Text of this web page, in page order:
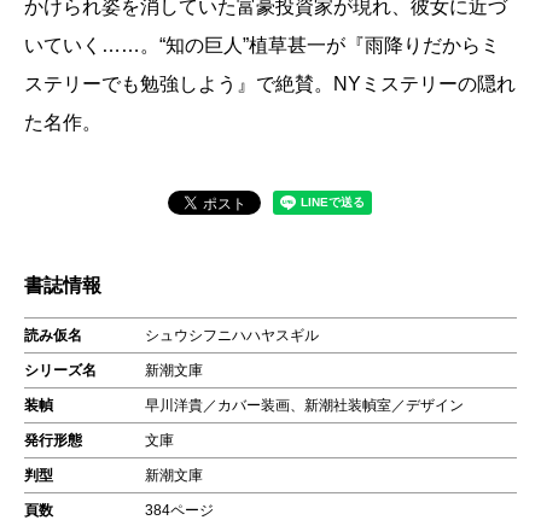
かけられ姿を消していた富豪投資家が現れ、彼女に近づ
いていく……。“知の巨人”植草甚一が『雨降りだからミ
ステリーでも勉強しよう』で絶賛。NYミステリーの隠れ
た名作。
書誌情報
読み仮名 シュウシフニハハヤスギル
シリーズ名 新潮文庫
装幀 早川洋貴／カバー装画、新潮社装幀室／デザイン
発行形態 文庫
判型 新潮文庫
頁数 384ページ